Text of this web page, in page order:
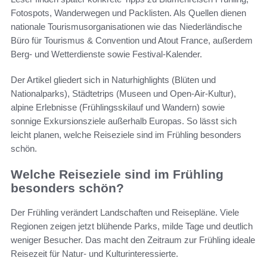
Fotospots, Wanderwegen und Packlisten. Als Quellen dienen
nationale Tourismusorganisationen wie das Niederländische
Büro für Tourismus & Convention und Atout France, außerdem
Berg- und Wetterdienste sowie Festival-Kalender.
Der Artikel gliedert sich in Naturhighlights (Blüten und
Nationalparks), Städtetrips (Museen und Open-Air-Kultur),
alpine Erlebnisse (Frühlingsskilauf und Wandern) sowie
sonnige Exkursionsziele außerhalb Europas. So lässt sich
leicht planen, welche Reiseziele sind im Frühling besonders
schön.
Welche Reiseziele sind im Frühling
besonders schön?
Der Frühling verändert Landschaften und Reisepläne. Viele
Regionen zeigen jetzt blühende Parks, milde Tage und deutlich
weniger Besucher. Das macht den Zeitraum zur Frühling ideale
Reisezeit für Natur- und Kulturinteressierte.